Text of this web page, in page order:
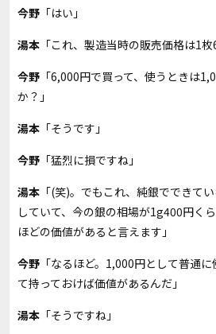
今野 「はい」
湯本 「これ、製造当時の販売価格は1枚
今野 「6,000円で買って、使うときは
か？」
湯本 「そうです」
今野 「猛烈に損ですね」
湯本 「(笑)。でもこれ、純銀でできて
していて、今の銀の相場が1g400円く
ほどの価値があると言えます」
今野 「なるほど。1,000円として普通
て持っておけば価値があるんだ」
湯本 「そうですね」